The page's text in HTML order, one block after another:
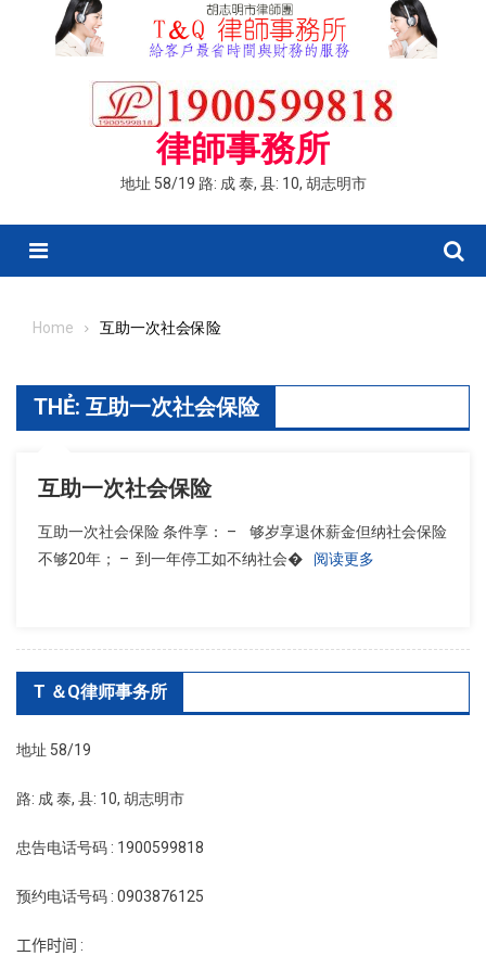
律師事務所
地址 58/19 路: 成 泰, 县: 10, 胡志明市
Menu
Home 互助一次社会保险
THẺ: 互助一次社会保险
互助一次社会保险
互助一次社会保险 条件享： – 够岁享退休薪金但纳社会保险
不够20年； – 到一年停工如不纳社会�
阅读更多
T ＆Q律师事务所
地址 58/19
路: 成 泰, 县: 10, 胡志明市
忠告电话号码 : 1900599818
预约电话号码 : 0903876125
工作时间 :